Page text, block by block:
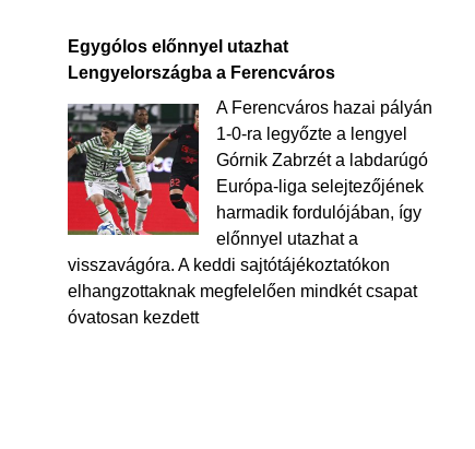
Egygólos előnnyel utazhat
Lengyelországba a Ferencváros
A Ferencváros hazai pályán
1-0-ra legyőzte a lengyel
Górnik Zabrzét a labdarúgó
Európa-liga selejtezőjének
harmadik fordulójában, így
előnnyel utazhat a
visszavágóra. A keddi sajtótájékoztatókon
elhangzottaknak megfelelően mindkét csapat
óvatosan kezdett